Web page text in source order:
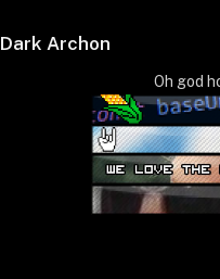
Dark Archon
Oh god